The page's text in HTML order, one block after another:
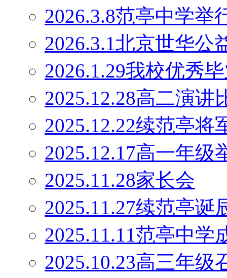
2026.3.8范亭中学举
2026.3.1北京世华公
2026.1.29我校优秀
2025.12.28高二演讲
2025.12.22续范亭将
2025.12.17高一年级
2025.11.28家长会
2025.11.27续范亭诞
2025.11.11范亭中
2025.10.23高三年